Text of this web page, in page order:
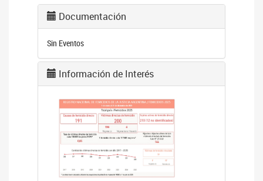
Documentación
Sin Eventos
Información de Interés